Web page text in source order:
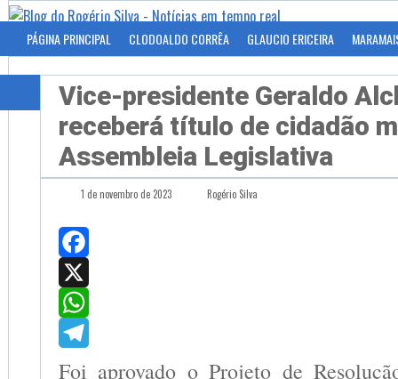
PÁGINA PRINCIPAL CLODOALDO CORRÊA GLAUCIO ERICEIRA
Vice-presidente Geraldo
receberá título de cidadão
Assembleia Legislativa
1 de novembro de 2023 Rogério Silva
Facebook
X
WhatsApp
Telegram
Foi aprovado o Projeto de